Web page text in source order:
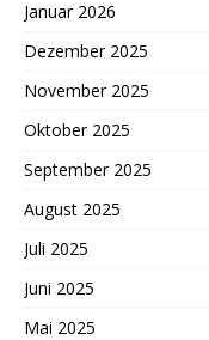
Januar 2026
Dezember 2025
November 2025
Oktober 2025
September 2025
August 2025
Juli 2025
Juni 2025
Mai 2025